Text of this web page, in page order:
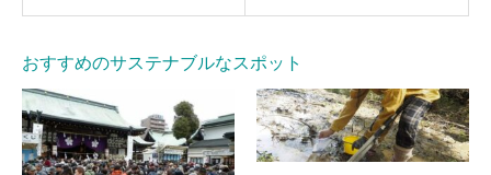
おすすめのサステナブルなスポット